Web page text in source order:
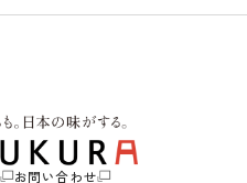
お問い合わせ